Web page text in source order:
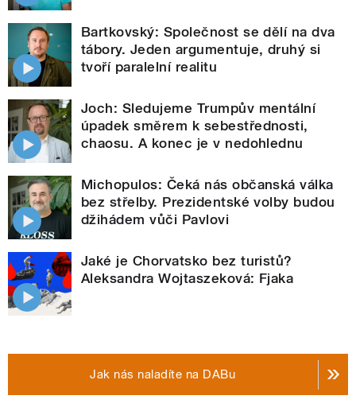
Bartkovský: Společnost se dělí na dva
tábory. Jeden argumentuje, druhý si
tvoří paralelní realitu
Joch: Sledujeme Trumpův mentální
úpadek směrem k sebestřednosti,
chaosu. A konec je v nedohlednu
Michopulos: Čeká nás občanská válka
bez střelby. Prezidentské volby budou
džihádem vůči Pavlovi
Jaké je Chorvatsko bez turistů?
Aleksandra Wojtaszeková: Fjaka
Jak nás naladíte na DABu